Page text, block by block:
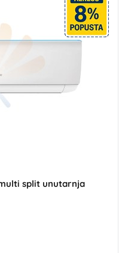
split unutarnja